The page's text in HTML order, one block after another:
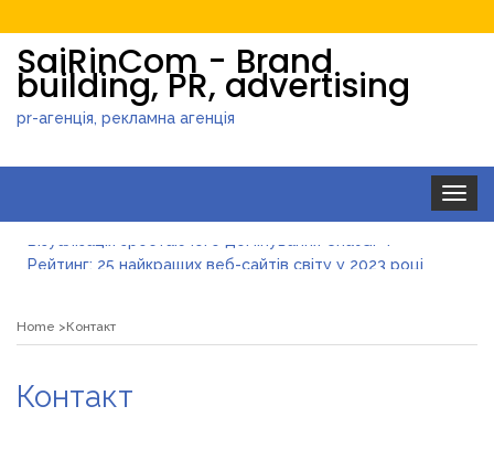
SaiRinCom - Brand
building, PR, advertising
pr-агенція, рекламна агенція
Toggle
Рейтинг: 25 найкращих веб-сайтів світу у 2023 році
Візуалізація зростаючого домінування ChatGPT
Home Контакт
Контакт